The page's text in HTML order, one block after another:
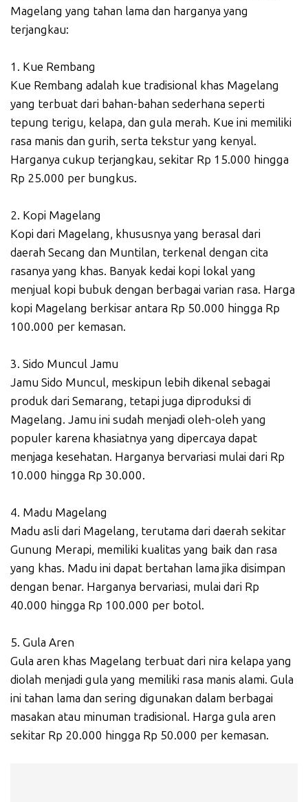
Magelang yang tahan lama dan harganya yang
terjangkau:
1. Kue Rembang
Kue Rembang adalah kue tradisional khas Magelang
yang terbuat dari bahan-bahan sederhana seperti
tepung terigu, kelapa, dan gula merah. Kue ini memiliki
rasa manis dan gurih, serta tekstur yang kenyal.
Harganya cukup terjangkau, sekitar Rp 15.000 hingga
Rp 25.000 per bungkus.
2. Kopi Magelang
Kopi dari Magelang, khususnya yang berasal dari
daerah Secang dan Muntilan, terkenal dengan cita
rasanya yang khas. Banyak kedai kopi lokal yang
menjual kopi bubuk dengan berbagai varian rasa. Harga
kopi Magelang berkisar antara Rp 50.000 hingga Rp
100.000 per kemasan.
3. Sido Muncul Jamu
Jamu Sido Muncul, meskipun lebih dikenal sebagai
produk dari Semarang, tetapi juga diproduksi di
Magelang. Jamu ini sudah menjadi oleh-oleh yang
populer karena khasiatnya yang dipercaya dapat
menjaga kesehatan. Harganya bervariasi mulai dari Rp
10.000 hingga Rp 30.000.
4. Madu Magelang
Madu asli dari Magelang, terutama dari daerah sekitar
Gunung Merapi, memiliki kualitas yang baik dan rasa
yang khas. Madu ini dapat bertahan lama jika disimpan
dengan benar. Harganya bervariasi, mulai dari Rp
40.000 hingga Rp 100.000 per botol.
5. Gula Aren
Gula aren khas Magelang terbuat dari nira kelapa yang
diolah menjadi gula yang memiliki rasa manis alami. Gula
ini tahan lama dan sering digunakan dalam berbagai
masakan atau minuman tradisional. Harga gula aren
sekitar Rp 20.000 hingga Rp 50.000 per kemasan.